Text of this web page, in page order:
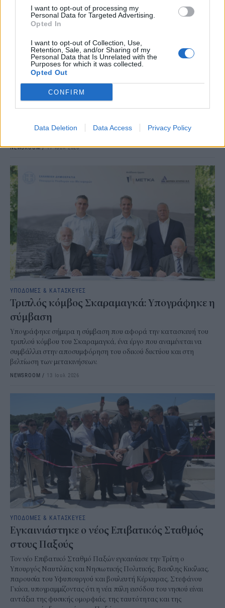
I want to opt-out of processing my
Personal Data for Targeted Advertising.
Opted In
I want to opt-out of Collection, Use,
Retention, Sale, and/or Sharing of my
Personal Data that Is Unrelated with the
Purposes for which it was collected.
Opted Out
CONFIRM
Data Deletion Data Access Privacy Policy
ΥΠΟΔΟΜΕΣ & ΚΑΤΑΣΚΕΥΕΣ
Χρίστος Δήμας: Καθοριστική για τον
εκσυγχρονισμό της αεροναυτιλίας η
υπογραφή της σύμβασης PBN
Η σύμβαση για την υλοποίηση των διαδικασιών περί Πλοήγησης
Βάσει Επιδόσεων (Performance Based Navigation - PBN) για τον
εκσυγχρονισμό της αεροναυτιλίας, υπογράφηκε, σήμερα, από τον
Διοικητή της Υπηρεσίας Πολιτικής Αεροπορίας Γεώργιο Βαγενά
Καλογιάννη, παρουσία και του Head of Market Development της
ENAV Group, Marcello Davide Mannino.
NEWSROOM/17 Ιουλ 2026
ΥΠΟΔΟΜΕΣ & ΚΑΤΑΣΚΕΥΕΣ
Τριπλός κόμβος Σκαραμαγκά: Υπογράφηκε η
σύμβαση
Υπογράφηκε σήμερα η σύμβαση που αφορά την κατασκευή του
τριπλού κόμβου του Σκαραμαγκά, ένα έργο που αναμένεται να
συμβάλλει στην αποσυμφόρηση του οδικού δικτύου και στη
βελτίωση των μετακινήσεων.
NEWSROOM / 13 Ιουλ 2026
ΥΠΟΔΟΜΕΣ & ΚΑΤΑΣΚΕΥΕΣ
Εγκαινιάστηκε ο νέος Επιβατικός Σταθμός
στους Παξούς
Τον νέο Επιβατικό Σταθμό Παξών εγκαινίασε την Τρίτη ο
Υπουργός Ναυτιλίας και Νησιωτικής Πολιτικής, Βασίλης Κικίλιας,
παρουσία του Υφυπουργού και βουλευτή Κέρκυρας, Στεφάνου
Γκίκα, υπογραμμίζοντας ότι η νέα πύλη εισόδου του νησιού είναι
αντάξια της φυσικής ομορφιάς, της ταυτότητας και της